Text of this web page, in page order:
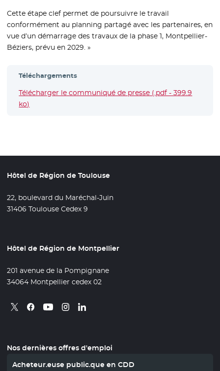
Cette étape clef permet de poursuivre le travail
conformément au planning partagé avec les partenaires, en
vue d’un démarrage des travaux de la phase 1, Montpellier-
Béziers, prévu en 2029. »
Téléchargements
Télécharger le communiqué de presse (.pdf - 399.9
ko)
Hôtel de Région de Toulouse
22, boulevard du Maréchal-Juin
31406 Toulouse Cedex 9
Hôtel de Région de Montpellier
201 avenue de la Pompignane
34064 Montpellier cedex 02
Retrouvez nous sur X
- Nouvelle fenêtre
Retrouvez nous sur Facebook
- Nouvelle fenêtre
Retrouvez nous sur Youtube
- Nouvelle fenêtre
Retrouvez nous sur Instagram
- Nouvelle fenêtre
Retrouvez nous sur Linkedin
- Nouvelle fenêtre
Nos dernières offres d'emploi
Acheteur.euse public.que en CDD